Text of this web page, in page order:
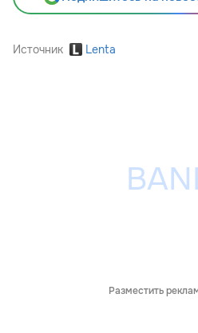
Источник Lenta
Разместить